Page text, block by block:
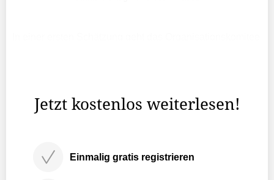
Jetzt kostenlos weiterlesen!
Einmalig gratis registrieren